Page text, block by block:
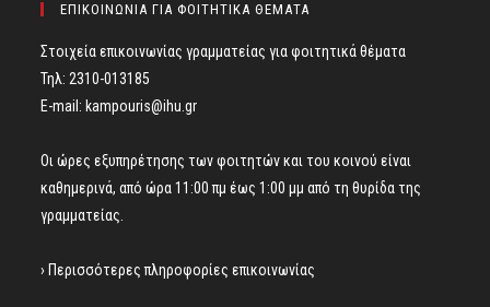
ΕΠΙΚΟΙΝΩΝΙΑ ΓΙΑ ΦΟΙΤΗΤΙΚΑ ΘΕΜΑΤΑ
Στοιχεία επικοινωνίας γραμματείας για φοιτητικά θέματα
Τηλ: 2310-013185
E-mail: kampouris@ihu.gr
Οι ώρες εξυπηρέτησης των φοιτητών και του κοινού είναι
καθημερινά, από ώρα 11:00 πμ έως 1:00 μμ από τη θυρίδα της
γραμματείας.
› Περισσότερες πληροφορίες επικοινωνίας